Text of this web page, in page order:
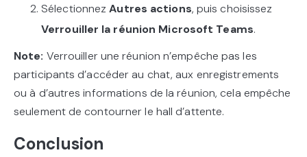
SélectionnezAutres actions, puis choisissez
Verrouiller la réunion Microsoft Teams.
Note: Verrouiller une réunion n’empêche pas les
participants d’accéder au chat, aux enregistrements
ou à d’autres informations de la réunion, cela empêche
seulement de contourner le hall d’attente.
Conclusion